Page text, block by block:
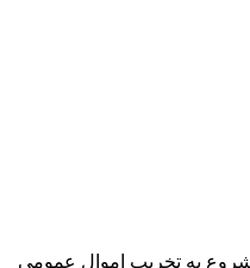
شروع به تخریب اموال عمومی